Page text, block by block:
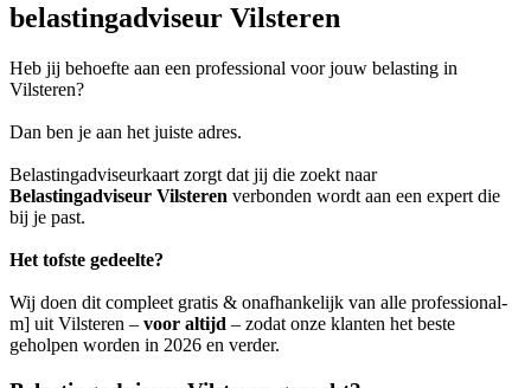
belastingadviseur Vilsteren
Heb jij behoefte aan een professional voor jouw belasting in
Vilsteren?
Dan ben je aan het juiste adres.
Belastingadviseurkaart zorgt dat jij die zoekt naar
Belastingadviseur Vilsteren verbonden wordt aan een expert die
bij je past.
Het tofste gedeelte?
Wij doen dit compleet gratis & onafhankelijk van alle professional-
m] uit Vilsteren – voor altijd – zodat onze klanten het beste
geholpen worden in 2026 en verder.